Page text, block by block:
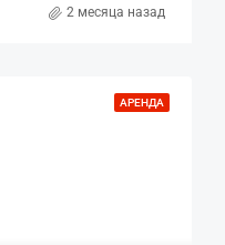
2 месяца назад
АРЕНДА